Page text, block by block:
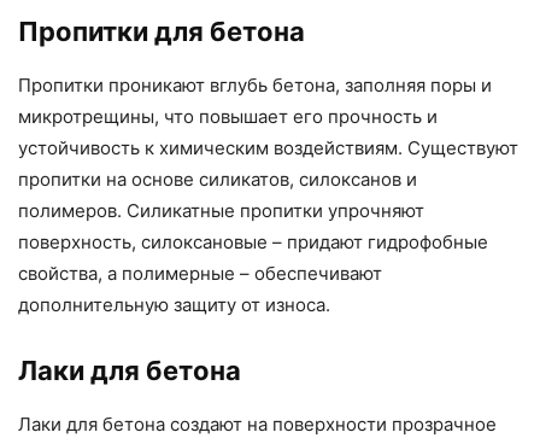
Пропитки для бетона
Пропитки проникают вглубь бетона, заполняя поры и
микротрещины, что повышает его прочность и
устойчивость к химическим воздействиям. Существуют
пропитки на основе силикатов, силоксанов и
полимеров. Силикатные пропитки упрочняют
поверхность, силоксановые – придают гидрофобные
свойства, а полимерные – обеспечивают
дополнительную защиту от износа.
Лаки для бетона
Лаки для бетона создают на поверхности прозрачное